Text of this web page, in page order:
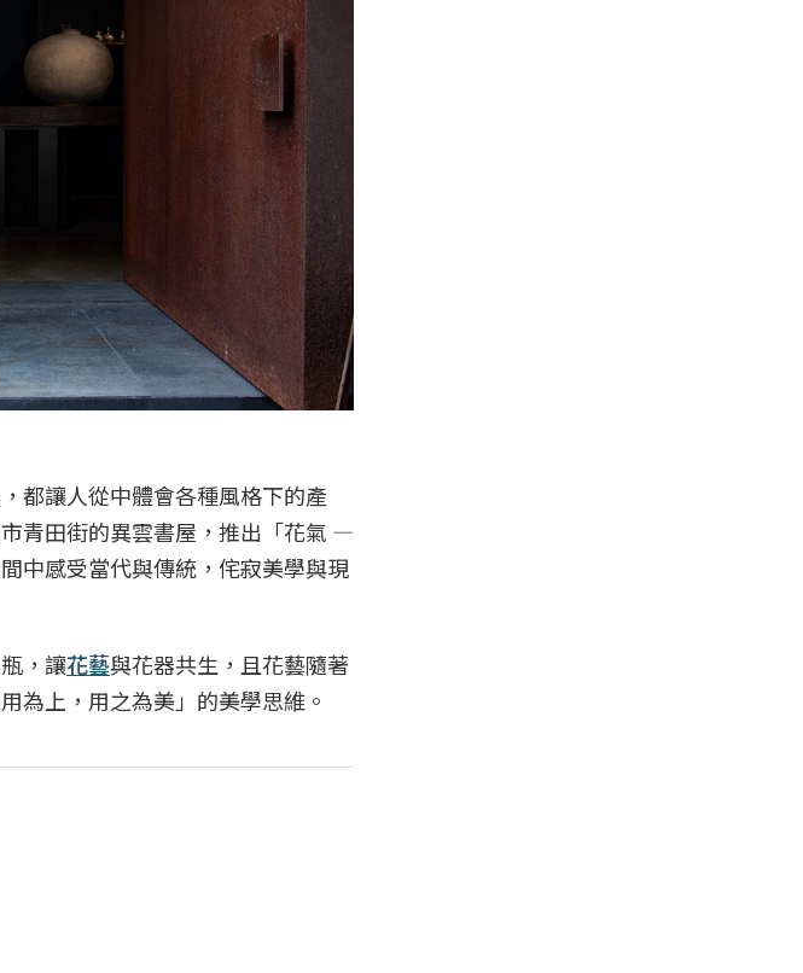
都讓人從中體會各種風格下的產
青田街的異雲書屋，推出「花氣 —
中感受當代與傳統，侘寂美學與現
，讓花藝與花器共生，且花藝隨著
為上，用之為美」的美學思維。